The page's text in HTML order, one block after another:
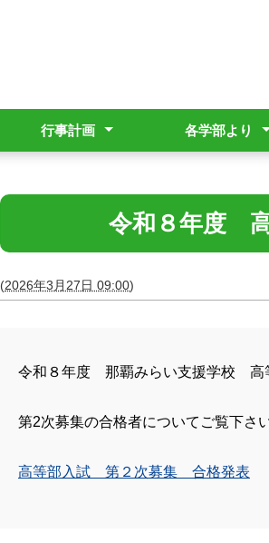
行事計画 各学部より
令和８年度
(2026年3月27日 09:00)
令和８年度 那覇みらい支援学校 高
第2次募集の合格者についてご覧下さい
高等部入試 第２次募集 合格発表